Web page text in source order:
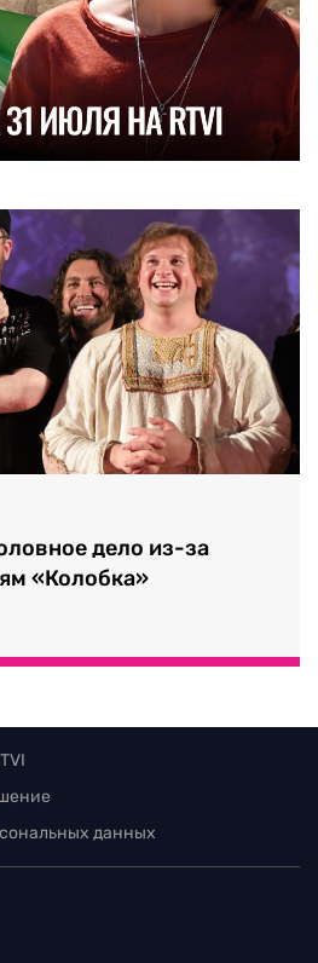
дело из-за
«Колобка»
данных